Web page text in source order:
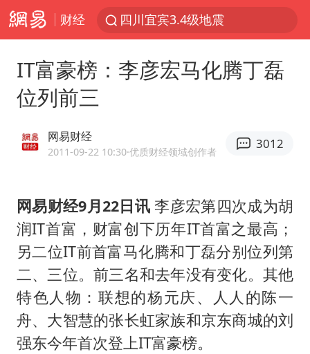
财经
四川宜宾3.4级地震
香港宏福苑火灾或由烟头引起
伊斯兰版北约来了吗
周末打虎 宋致远被查
泰国初中生饮弹自尽前开了26枪
陕西柞水泥石流已致2死 仍有1人失联
店主称换“青海拉面”招牌后生意更好
李斌称蔚来新车将搭载120度三元电池
多所高校取消艺考
IT富豪榜：李彦宏马化腾丁磊
位列前三
网易财经
2011-09-22 10:30·优质财经领域创作者
3012
网易财经9月22日讯 李彦宏第四次成为胡
润IT首富，财富创下历年IT首富之最高；
另二位IT前首富马化腾和丁磊分别位列第
二、三位。前三名和去年没有变化。其他
特色人物：联想的杨元庆、人人的陈一
舟、大智慧的张长虹家族和京东商城的刘
强东今年首次登上IT富豪榜。